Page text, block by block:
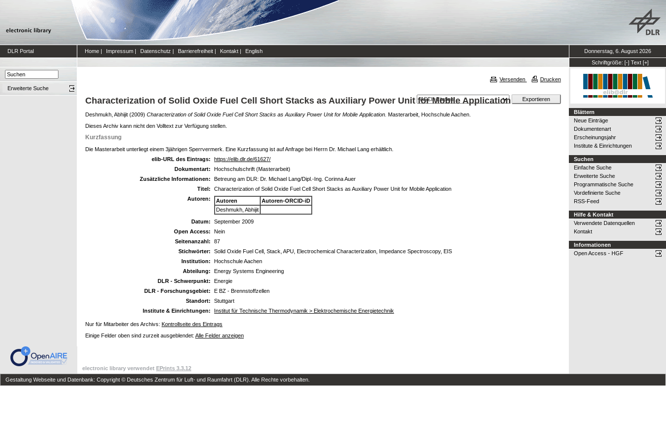
DLR Portal Home | Impressum | Datenschutz | Barrierefreiheit | Kontakt | English
Donnerstag, 6. August 2026
Schriftgröße: [-] Text [+]
Erweiterte Suche
Versenden Drucken
Characterization of Solid Oxide Fuel Cell Short Stacks as Auxiliary Power Unit for Mobile Application
Deshmukh, Abhijit (2009) Characterization of Solid Oxide Fuel Cell Short Stacks as Auxiliary Power Unit for Mobile Application. Masterarbeit, Hochschule Aachen.
Dieses Archiv kann nicht den Volltext zur Verfügung stellen.
Kurzfassung
Die Masterarbeit unterliegt einem 3jährigen Sperrvermerk. Eine Kurzfassung ist auf Anfrage bei Herrn Dr. Michael Lang erhältlich.
elib-URL des Eintrags:
https://elib.dlr.de/61627/
Dokumentart:
Hochschulschrift (Masterarbeit)
Zusätzliche Informationen:
Betreung am DLR: Dr. Michael Lang/Dipl.-Ing. Corinna Auer
Titel:
Characterization of Solid Oxide Fuel Cell Short Stacks as Auxiliary Power Unit for Mobile Application
Autoren:
Autoren
Autoren-ORCID-iD
Deshmukh, Abhijit
Datum:
September 2009
Open Access:
Nein
Seitenanzahl:
87
Stichwörter:
Solid Oxide Fuel Cell, Stack, APU, Electrochemical Characterization, Impedance Spectroscopy, EIS
Institution:
Hochschule Aachen
Abteilung:
Energy Systems Engineering
DLR - Schwerpunkt:
Energie
DLR - Forschungsgebiet:
E BZ - Brennstoffzellen
Standort:
Stuttgart
Institute & Einrichtungen:
Institut für Technische Thermodynamik > Elektrochemische Energietechnik
Nur für Mitarbeiter des Archivs: Kontrollseite des Eintrags
Einige Felder oben sind zurzeit ausgeblendet: Alle Felder anzeigen
Blättern
Neue Einträge
Dokumentenart
Erscheinungsjahr
Institute & Einrichtungen
Suchen
Einfache Suche
Erweiterte Suche
Programmatische Suche
Vordefinierte Suche
RSS-Feed
Hilfe & Kontakt
Verwendete Datenquellen
Kontakt
Informationen
Open Access - HGF
electronic library verwendet EPrints 3.3.12
Gestaltung Webseite und Datenbank: Copyright © Deutsches Zentrum für Luft- und Raumfahrt (DLR). Alle Rechte vorbehalten.